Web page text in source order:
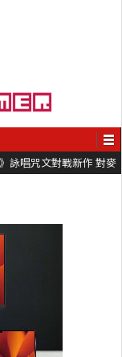
詠唱咒文對戰新作 對麥